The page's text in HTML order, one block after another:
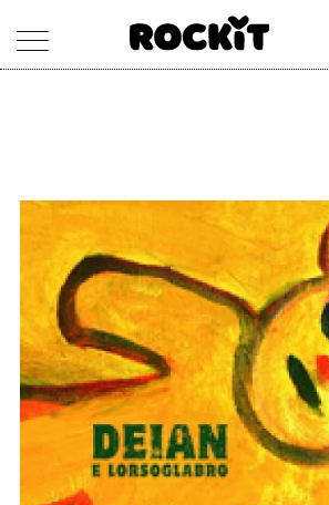
ARTISTI
CONCERTI
SHOP
RADIO